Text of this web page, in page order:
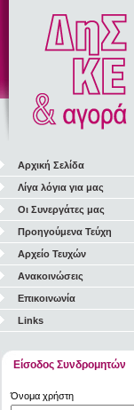
Αρχική Σελίδα
Λίγα λόγια για μας
Οι Συνεργάτες μας
Προηγούμενα Τεύχη
Αρχείο Τευχών
Ανακοινώσεις
Επικοινωνία
Links
Είσοδος Συνδρομητών
Όνομα χρήστη